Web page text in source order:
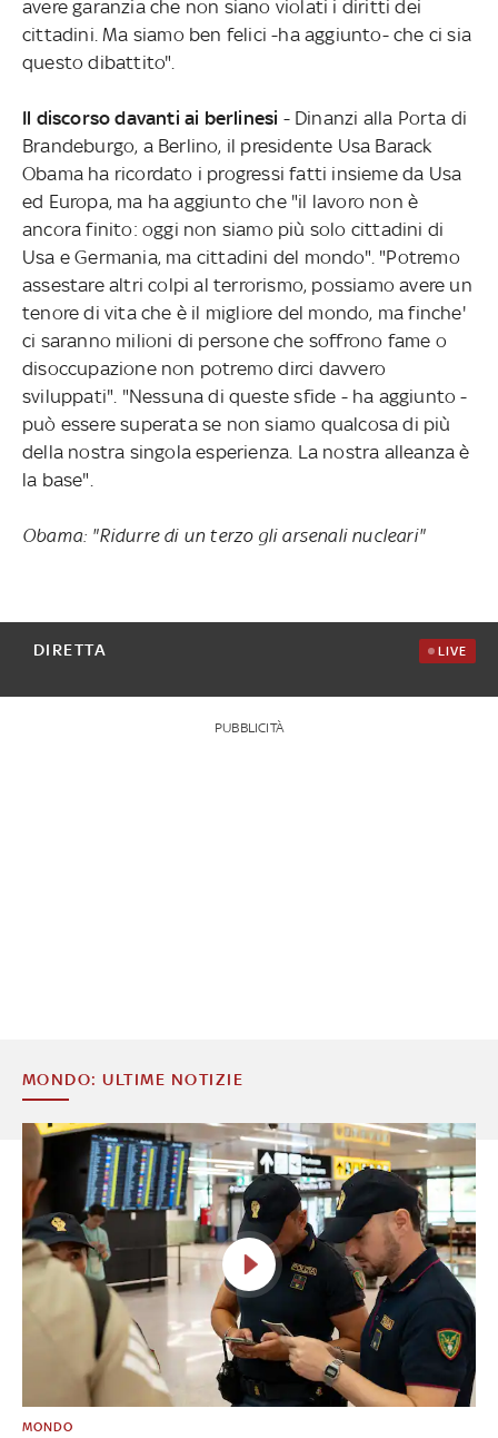
avere garanzia che non siano violati i diritti dei
cittadini. Ma siamo ben felici -ha aggiunto- che ci sia
questo dibattito".
Il discorso davanti ai berlinesi - Dinanzi alla Porta di
Brandeburgo, a Berlino, il presidente Usa Barack
Obama ha ricordato i progressi fatti insieme da Usa
ed Europa, ma ha aggiunto che "il lavoro non è
ancora finito: oggi non siamo più solo cittadini di
Usa e Germania, ma cittadini del mondo". "Potremo
assestare altri colpi al terrorismo, possiamo avere un
tenore di vita che è il migliore del mondo, ma finche'
ci saranno milioni di persone che soffrono fame o
disoccupazione non potremo dirci davvero
sviluppati". "Nessuna di queste sfide - ha aggiunto -
può essere superata se non siamo qualcosa di più
della nostra singola esperienza. La nostra alleanza è
la base".
Obama: "Ridurre di un terzo gli arsenali nucleari"
DIRETTA LIVE
PUBBLICITÀ
MONDO: ULTIME NOTIZIE
MONDO